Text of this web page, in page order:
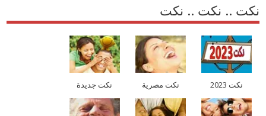
نكت .. نكت .. نكت
نكت 2023 نكت مصرية نكت جديدة